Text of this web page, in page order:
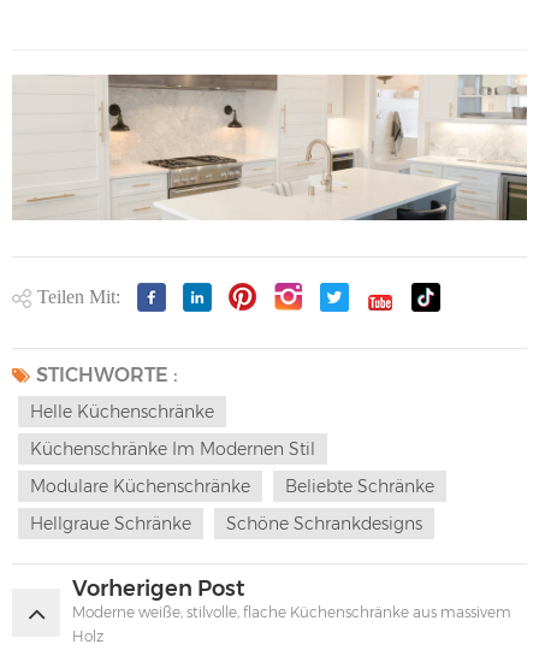
Teilen Mit:
STICHWORTE :
Helle Küchenschränke
Küchenschränke Im Modernen Stil
Modulare Küchenschränke
Beliebte Schränke
Hellgraue Schränke
Schöne Schrankdesigns
Vorherigen Post
Moderne weiße, stilvolle, flache Küchenschränke aus massivem
Holz